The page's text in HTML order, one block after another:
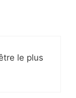
le plus